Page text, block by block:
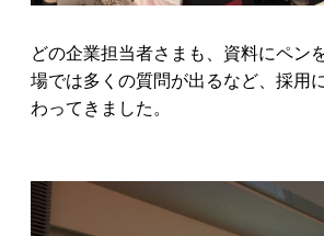
どの企業担当者さまも、資料にペン
場では多くの質問が出るなど、採用
わってきました。